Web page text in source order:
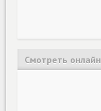
Смотреть онлайн